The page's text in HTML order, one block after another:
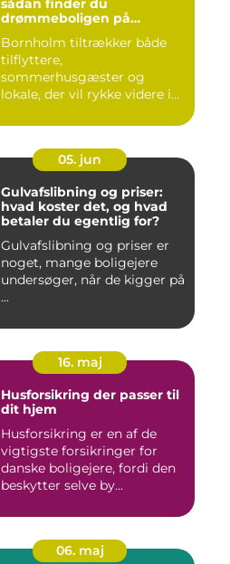
sådan finder du
drømmeboligen på
Bornholm tiltrækker både
tilflyttere,
sommerhusgæster og
lokale, der vil rykke videre i
05. jun
Gulvafslibning og priser:
hvad koster det, og hvad
betaler du egentlig for?
Gulvafslibning og priser er
noget, mange boligejere
undersøger, når de kigger på
...
16. maj
Husforsikring der passer til
dit hjem
Husforsikring er en af de
vigtigste forsikringer for
danske boligejere, fordi den
beskytter selve by...
06. maj